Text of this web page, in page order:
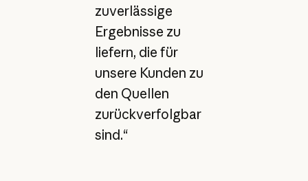
zuverlässige
Ergebnisse zu
liefern, die für
unsere Kunden zu
den Quellen
zurückverfolgbar
sind.“